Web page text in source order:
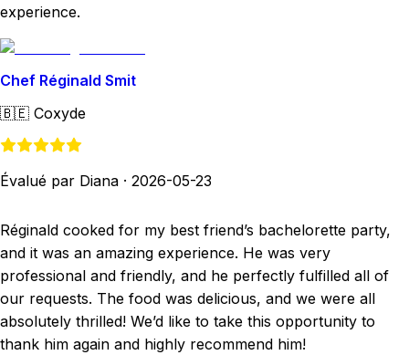
experience.
Chef Réginald Smit
🇧🇪 Coxyde
Évalué par Diana · 2026-05-23
Réginald cooked for my best friend’s bachelorette party,
and it was an amazing experience. He was very
professional and friendly, and he perfectly fulfilled all of
our requests. The food was delicious, and we were all
absolutely thrilled! We’d like to take this opportunity to
thank him again and highly recommend him!